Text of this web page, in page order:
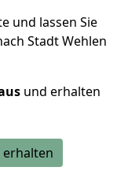
und lassen Sie
Stadt Wehlen
und erhalten
erhalten